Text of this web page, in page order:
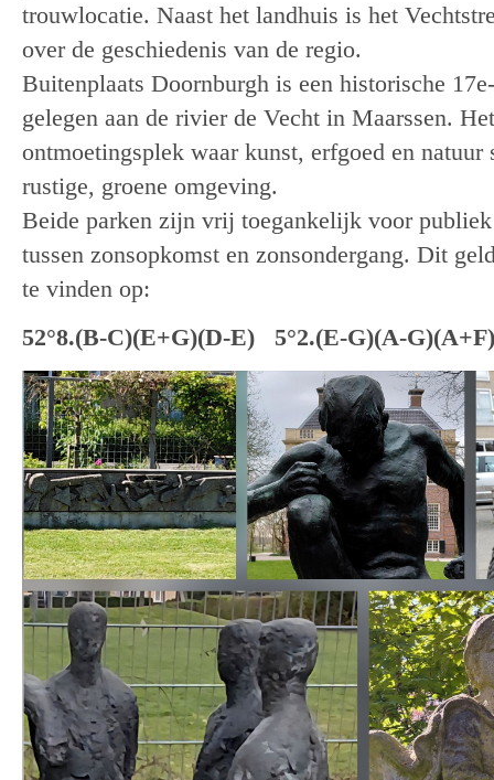
trouwlocatie. Naast het landhuis is het
over de geschiedenis van de regio.
Buitenplaats Doornburgh is een historische
gelegen aan de rivier de Vecht in Maarssen.
ontmoetingsplek waar kunst, erfgoed en natuur
rustige, groene omgeving.
Beide parken zijn vrij toegankelijk voor
tussen zonsopkomst en zonsondergang. Dit
te vinden op:
52°8.(B-C)(E+G)(D-E) 5°2.(E-G)(A-G)(A+F)